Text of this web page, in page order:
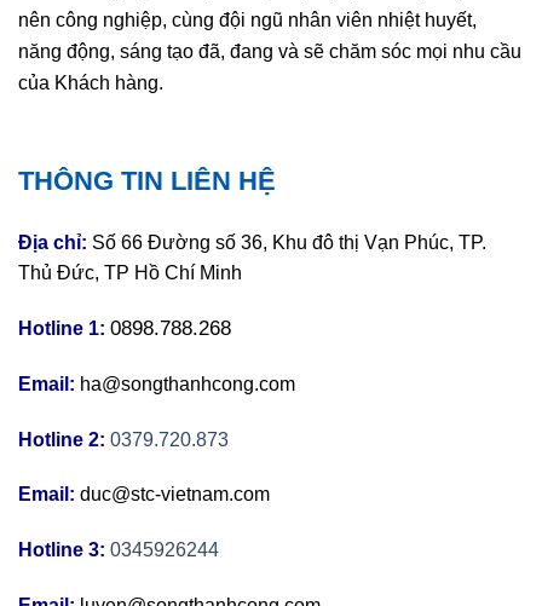
nên công nghiệp, cùng đội ngũ nhân viên nhiệt huyết,
năng động, sáng tạo đã, đang và sẽ chăm sóc mọi nhu cầu
của Khách hàng.
THÔNG TIN LIÊN HỆ
Địa chỉ: Số 66 Đường số 36, Khu đô thị Vạn Phúc, TP.
Thủ Đức, TP Hồ Chí Minh
Hotline 1: 0898.788.268
Email: ha@songthanhcong.com
Hotline 2: 0379.720.873
Email: duc@stc-vietnam.com
Hotline 3: 0345926244